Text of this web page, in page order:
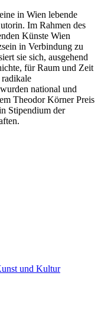
in Wien lebende
Im Rahmen des
Künste Wien
in Verbindung zu
sie sich, ausgehend
für Raum und Zeit
national und
Theodor Körner Preis
Stipendium der
und Kultur